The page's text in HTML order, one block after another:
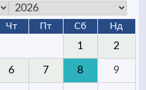
Чт Пт Сб Нд
1 2
6 7 8 9